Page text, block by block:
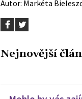
Autor: Markéta
Nejnovější